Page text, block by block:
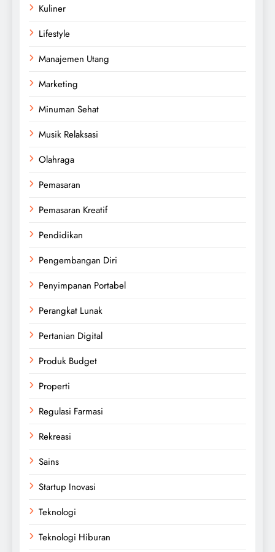
Kuliner
Lifestyle
Manajemen Utang
Marketing
Minuman Sehat
Musik Relaksasi
Olahraga
Pemasaran
Pemasaran Kreatif
Pendidikan
Pengembangan Diri
Penyimpanan Portabel
Perangkat Lunak
Pertanian Digital
Produk Budget
Properti
Regulasi Farmasi
Rekreasi
Sains
Startup Inovasi
Teknologi
Teknologi Hiburan